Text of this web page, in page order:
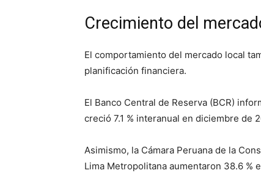
Crecimiento del
El comportamiento del mercado local
planificación financiera.
El Banco Central de Reserva (BCR)
creció 7.1 % interanual en diciembre
Asimismo, la Cámara Peruana de la
Lima Metropolitana aumentaron 38.6 %